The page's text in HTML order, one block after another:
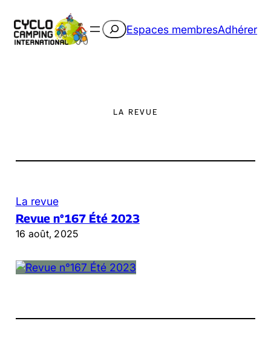
au
contenu
Rechercher
Espaces membresAdhérer
LA REVUE
La revue
Revue n°167 Été 2023
16 août, 2025